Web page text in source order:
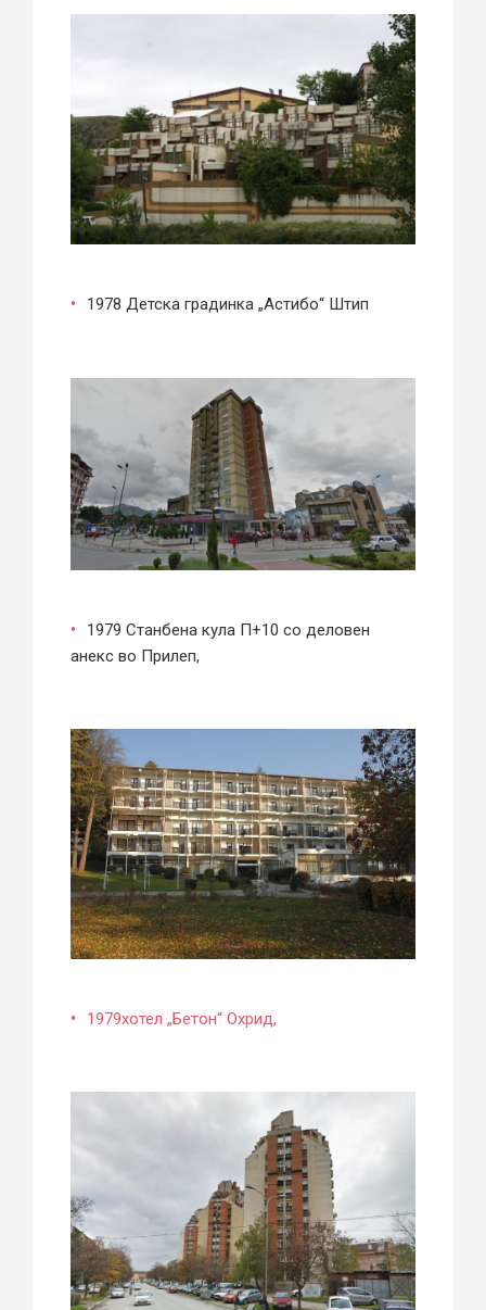
1978 Детска градинка „Астибо“ Штип
1979 Станбена кула П+10 со деловен
анекс во Прилеп,
1979хотел „Бетон“ Охрид,